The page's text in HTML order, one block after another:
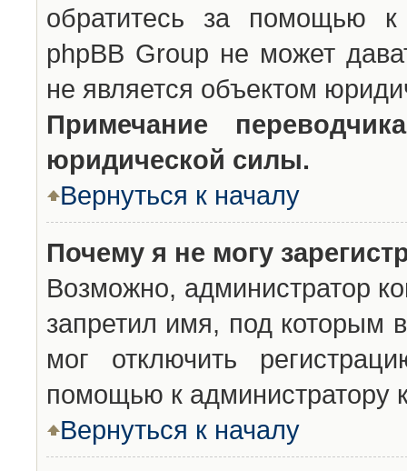
обратитесь за помощью к
phpBB Group не может
не является объектом
Примечание
юридической силы.
Вернуться к началу
Почему я не могу
Возможно, администратор
запретил имя, под которым
мог отключить
помощью к администратору
Вернуться к началу